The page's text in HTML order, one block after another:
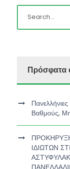
Πρόσφατα
Βαθμούς,
ΙΔΙΩΤΩΝ